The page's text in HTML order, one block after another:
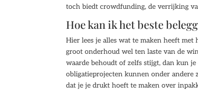
toch biedt crowdfunding, de verrijking
Hoe kan ik het beste
Hier lees je alles wat te maken heeft met
groot onderhoud wel ten laste van de
waarde behoudt of zelfs stijgt, dan kun
obligatieprojecten kunnen onder andere
dat je je drukt hoeft te maken over